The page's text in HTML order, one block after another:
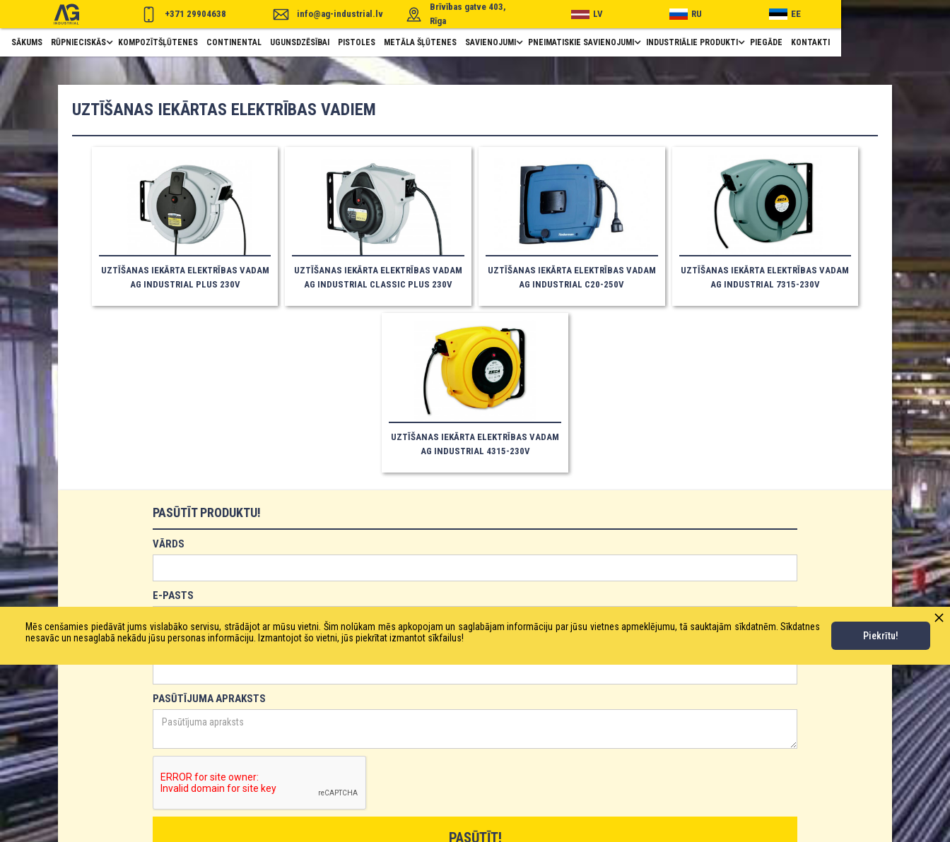
+371 29904638 info@ag-industrial.lv
Brīvības gatve 403,
Rīga
LV RU EE
SĀKUMS RŪPNIECISKĀS KOMPOZĪTŠĻŪTENES CONTINENTAL UGUNSDZĒSĪBAI PISTOLES METĀLA ŠĻŪTENES SAVIENOJUMI PNEIMATISKIE SAVIENOJUMI INDUSTRIĀLIE PRODUKTI PIEGĀDE KONTAKTI
UZTĪŠANAS IEKĀRTAS ELEKTRĪBAS VADIEM
UZTĪŠANAS IEKĀRTA ELEKTRĪBAS VADAM
AG INDUSTRIAL PLUS 230V
UZTĪŠANAS IEKĀRTA ELEKTRĪBAS VADAM
AG INDUSTRIAL CLASSIC PLUS 230V
UZTĪŠANAS IEKĀRTA ELEKTRĪBAS VADAM
AG INDUSTRIAL C20-250V
UZTĪŠANAS IEKĀRTA ELEKTRĪBAS VADAM
AG INDUSTRIAL 7315-230V
UZTĪŠANAS IEKĀRTA ELEKTRĪBAS VADAM
AG INDUSTRIAL 4315-230V
PASŪTĪT PRODUKTU!
VĀRDS
E-PASTS
TĀLRUNIS
PASŪTĪJUMA APRAKSTS
Mēs cenšamies piedāvāt jums vislabāko servisu, strādājot ar mūsu vietni. Šim nolūkam mēs apkopojam un saglabājam informāciju par jūsu vietnes apmeklējumu, tā sauktajām sīkdatnēm. Sīkdatnes
nesavāc un nesaglabā nekādu jūsu personas informāciju. Izmantojot šo vietni, jūs piekrītat izmantot sīkfailus!
Piekrītu!